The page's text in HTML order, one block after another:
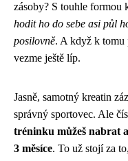
zásoby? S touhle formou
hodit ho do sebe asi půl
posilovně. A když k tomu
vezme ještě líp.
Jasně, samotný kreatin
správný sportovec. Ale
tréninku můžeš nabrat
3 měsíce. To už stojí za